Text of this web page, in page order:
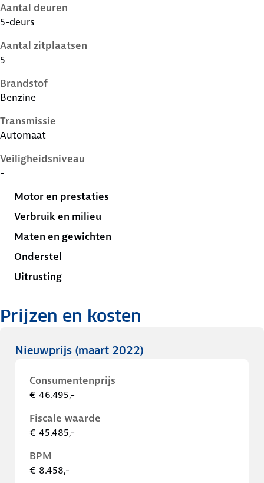
Aantal deuren
5-deurs
Aantal zitplaatsen
5
Brandstof
Benzine
Transmissie
Automaat
Veiligheidsniveau
-
Motor en prestaties
Verbruik en milieu
Maten en gewichten
Onderstel
Uitrusting
Prijzen en kosten
Nieuwprijs (maart 2022)
Consumentenprijs
€ 46.495,-
Fiscale waarde
€ 45.485,-
BPM
€ 8.458,-